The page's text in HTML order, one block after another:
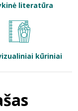
literatūra
kūriniai